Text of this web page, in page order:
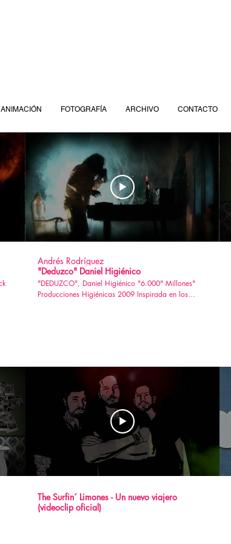
Andrés Rodríguez
"Deduzco" Daniel Higiénico
"DEDUZCO", Daniel Higiénico "6.000" Millones"
Producciones Higiénicas 2009 Inspirada en los
The Surfin´ Limones - Un nuevo viajero
(videoclip oficial)
ANIMACIÓN FOTOGRAFÍA ARCHIVO CONTACTO